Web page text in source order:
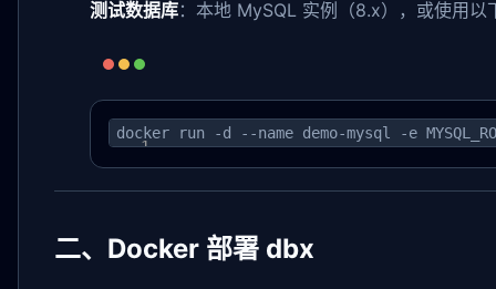
测试数据库：本地 MySQL 实例（8.x），或使用以
docker run -d --name demo-mysql -e
二、Docker 部署 dbx